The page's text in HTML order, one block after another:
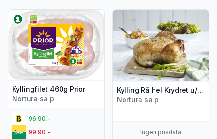
Kyllingfilet 460g Prior
Nortura sa p
96.90,-
99.90,-
Vis flere detaljer for produktet "Kyllingfilet 460g Prior"
Kylling Rå hel Krydret u/Narasin 10stk 900-1200g
Nortura sa p
Ingen prisdata
Vis flere detaljer for